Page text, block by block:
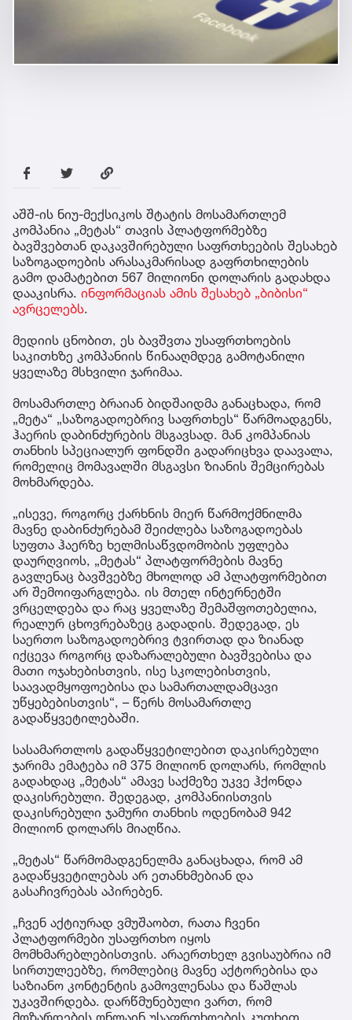
აშშ-ის ნიუ-მექსიკოს შტატის მოსამართლემ
კომპანია „მეტას“ თავის პლატფორმებზე
ბავშვებთან დაკავშირებული საფრთხეების შესახებ
საზოგადოების არასაკმარისად გაფრთხილების
გამო დამატებით 567 მილიონი დოლარის გადახდა
დააკისრა. ინფორმაციას ამის შესახებ „ბიბისი“
ავრცელებს.
მედიის ცნობით, ეს ბავშვთა უსაფრთხოების
საკითხზე კომპანიის წინააღმდეგ გამოტანილი
ყველაზე მსხვილი ჯარიმაა.
მოსამართლე ბრაიან ბიდშაიდმა განაცხადა, რომ
„მეტა“ „საზოგადოებრივ საფრთხეს“ წარმოადგენს,
ჰაერის დაბინძურების მსგავსად. მან კომპანიას
თანხის სპეციალურ ფონდში გადარიცხვა დაავალა,
რომელიც მომავალში მსგავსი ზიანის შემცირებას
მოხმარდება.
„ისევე, როგორც ქარხნის მიერ წარმოქმნილმა
მავნე დაბინძურებამ შეიძლება საზოგადოებას
სუფთა ჰაერზე ხელმისაწვდომობის უფლება
დაურღვიოს, „მეტას“ პლატფორმების მავნე
გავლენაც ბავშვებზე მხოლოდ ამ პლატფორმებით
არ შემოიფარგლება. ის მთელ ინტერნეტში
ვრცელდება და რაც ყველაზე შემაშფოთებელია,
რეალურ ცხოვრებაზეც გადადის. შედეგად, ეს
საერთო საზოგადოებრივ ტვირთად და ზიანად
იქცევა როგორც დაზარალებული ბავშვებისა და
მათი ოჯახებისთვის, ისე სკოლებისთვის,
საავადმყოფოებისა და სამართალდამცავი
უწყებებისთვის“, – წერს მოსამართლე
გადაწყვეტილებაში.
სასამართლოს გადაწყვეტილებით დაკისრებული
ჯარიმა ემატება იმ 375 მილიონ დოლარს, რომლის
გადახდაც „მეტას“ ამავე საქმეზე უკვე ჰქონდა
დაკისრებული. შედეგად, კომპანიისთვის
დაკისრებული ჯამური თანხის ოდენობამ 942
მილიონ დოლარს მიაღწია.
„მეტას“ წარმომადგენელმა განაცხადა, რომ ამ
გადაწყვეტილებას არ ეთანხმებიან და
გასაჩივრებას აპირებენ.
„ჩვენ აქტიურად ვმუშაობთ, რათა ჩვენი
პლატფორმები უსაფრთხო იყოს
მომხმარებლებისთვის. არაერთხელ გვისაუბრია იმ
სირთულეებზე, რომლებიც მავნე აქტორებისა და
საზიანო კონტენტის გამოვლენასა და წაშლას
უკავშირდება. დარწმუნებული ვართ, რომ
მოზარდების ონლაინ უსაფრთხოების კუთხით